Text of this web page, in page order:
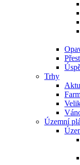
Trhy
Územní